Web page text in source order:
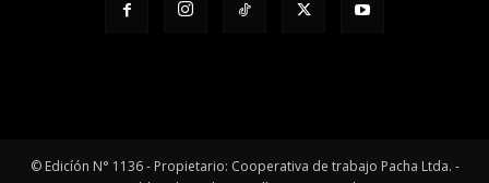
© Edicíón N° 1136 - Propietario: Cooperativa de trabajo Pacha Ltda. -